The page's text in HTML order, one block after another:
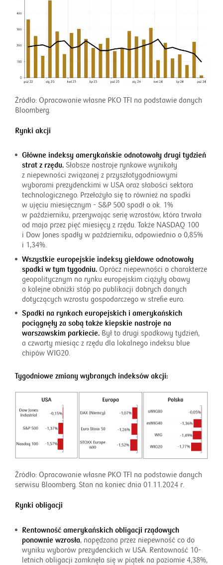
Źródło: Opracowanie własne PKO TFI na podstawie danych
Bloomberg.
Rynki akcji
Główne indeksy amerykańskie odnotowały drugi tydzień
strat z rzędu. Słabsze nastroje rynkowe wynikały
z niepewności związanej z przyszłotygodniowymi
wyborami prezydenckimi w USA oraz słabości sektora
technologicznego. Przełożyło się to również na spadki
w ujęciu miesięcznym - S&P 500 spadł o ok. 1%
w październiku, przerywając serię wzrostów, która trwała
od maja przez pięć miesięcy z rzędu. Także NASDAQ 100
i Dow Jones spadły w październiku, odpowiednio o 0,85%
i 1,34%.
Wszystkie europejskie indeksy giełdowe odnotowały
spadki w tym tygodniu. Oprócz niepewności o charakterze
geopolitycznym na rynku europejskim ciążyły obawy
o kolejne obniżki stóp po publikacji dobrych danych
dotyczących wzrostu gospodarczego w strefie euro.
Spadki na rynkach europejskich i amerykańskich
pociągnęły za sobą także kiepskie nastroje na
warszawskim parkiecie. Był to drugi spadkowy tydzień,
a czwarty miesiąc z rzędu dla lokalnego indeksu blue
chipów WIG20.
Tygodniowe zmiany wybranych indeksów akcji:
Źródło: Opracowanie własne PKO TFI na podstawie danych
serwisu Bloomberg. Stan na koniec dnia 01.11.2024 r.
Rynki obligacji
Rentowność amerykańskich obligacji rządowych
ponownie wzrosła, napędzana przez niepewność co do
wyniku wyborów prezydenckich w USA. Rentowność 10-
letnich obligacji zamknęła się w piątek na poziomie 4,38%,